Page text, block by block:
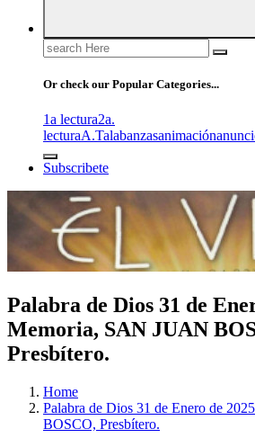
Search
for:
Or check our Popular Categories...
1a lectura2a.
lecturaA.Talabanzasanimación
Subscribete
Palabra de Dios 31 de
Memoria, SAN JUAN
Presbítero.
Home
Palabra de Dios 31 de Enero de
BOSCO, Presbítero.